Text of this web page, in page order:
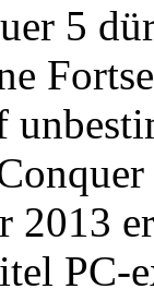
5
2013
PC-